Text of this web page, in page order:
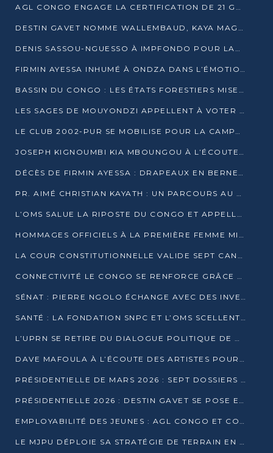
AGL CONGO ENGAGE LA CERTIFICATION DE 21 GRUTIERS AUX NORMES INTERNATIONALES
DESTIN GAVET NOMME WALLEMBAUD, KAYA MAGANE, BOUDZIKA ET MBOUSSA-ELLAH AUX COMMANDES DE SA CAMPAGNE
DENIS SASSOU-NGUESSO À IMPFONDO POUR LANCER LE CORRIDOR 13
FIRMIN AYESSA INHUMÉ À ONDZA DANS L’ÉMOTION ET LE RECUEILLEMENT
BASSIN DU CONGO : LES ÉTATS FORESTIERS MISENT SUR LES MARCHÉS CARBONE
LES SAGES DE MOUYONDZI APPELLENT À VOTER DENIS SASSOU-NGUESSO
LE CLUB 2002-PUR SE MOBILISE POUR LA CAMPAGNE
JOSEPH KIGNOUMBI KIA MBOUNGOU À L’ÉCOUTE DE TALANGAÏ
DÉCÈS DE FIRMIN AYESSA : DRAPEAUX EN BERNE LUNDI
PR. AIMÉ CHRISTIAN KAYATH : UN PARCOURS AU SERVICE DE LA RECHERCHE ET DE L’INNOVATION
L’OMS SALUE LA RIPOSTE DU CONGO ET APPELLE À DES RÉFORMES DURABLES
HOMMAGES OFFICIELS À LA PREMIÈRE FEMME MINISTRE DU CONGO
LA COUR CONSTITUTIONNELLE VALIDE SEPT CANDIDATURES POUR LA PRÉSIDENTIELLE
CONNECTIVITÉ LE CONGO SE RENFORCE GRÂCE AU CÂBLE 2AFRICA
SÉNAT : PIERRE NGOLO ÉCHANGE AVEC DES INVESTISSEURS DU NUMÉRIQUE
SANTÉ : LA FONDATION SNPC ET L’OMS SCELLENT UN PARTENARIAT STRATÉGIQUE DE TROIS ANS
L’UPRN SE RETIRE DU DIALOGUE POLITIQUE DE DJAMBALA : TENSIONS DANS LE PRÉ-ÉLECTORAL CONGOLAIS
DAVE MAFOULA À L’ÉCOUTE DES ARTISTES POUR REDÉFINIR SA POLITIQUE CULTURELLE
PRÉSIDENTIELLE DE MARS 2026 : SEPT DOSSIERS DE CANDIDATURE ENREGISTRÉS À LA CLÔTURE DES DÉPÔTS
PRÉSIDENTIELLE 2026 : DESTIN GAVET SE POSE EN CANDIDAT DU « RAS-LE-BOL »
EMPLOYABILITÉ DES JEUNES : AGL CONGO ET CONGO TERMINAL S’ALLIENT À UCAC-ICAM
LE MJPU DÉPLOIE SA STRATÉGIE DE TERRAIN EN FAVEUR DE DSN